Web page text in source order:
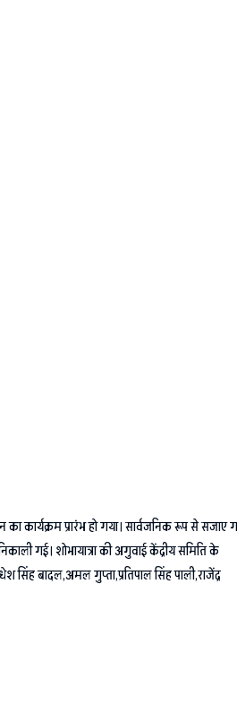
कार्यक्रम प्रारंभ हो गया। सार्वजनिक रूप से सजाए
गई। शोभायात्रा की अगुवाई केंद्रीय समिति के
सिंह बादल,अमल गुप्ता,प्रतिपाल सिंह पाली,राजेंद्र